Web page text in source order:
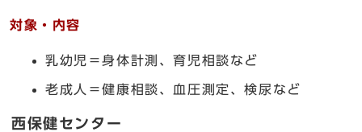
対象・内容
乳幼児＝身体計測、育児相談など
老成人＝健康相談、血圧測定、検尿など
西保健センター